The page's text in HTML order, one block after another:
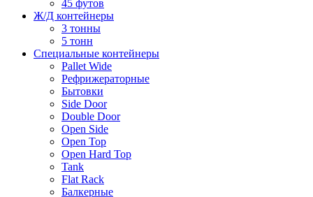
45 футов
Ж/Д контейнеры
3 тонны
5 тонн
Специальные контейнеры
Pallet Wide
Рефрижераторные
Бытовки
Side Door
Double Door
Open Side
Open Top
Open Hard Top
Tank
Flat Rack
Балкерные